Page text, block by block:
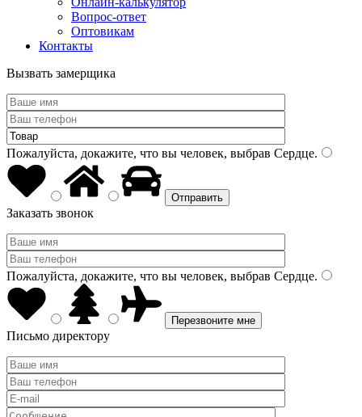
Вопрос-ответ
Оптовикам
Контакты
Вызвать замерщика
Пожалуйста, докажите, что вы человек, выбрав Сердце.
Заказать звонок
Пожалуйста, докажите, что вы человек, выбрав Сердце.
Письмо директору